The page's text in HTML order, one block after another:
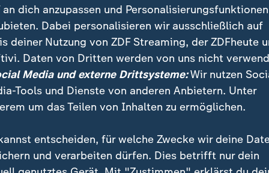
in Gelsenkirchen stellt sich die Frage: Wie
Ermittler prüfen mögliche
an dich anzupassen und Personalisierungsfunktionen
Dabei personalisieren wir ausschließlich auf
deiner Nutzung von ZDF Streaming, der ZDFheute
Daten von Dritten werden von uns nicht
Media und externe Drittsysteme:Wir nutzen
Tools und Dienste von anderen Anbietern. Unter
um das Teilen von Inhalten zu ermöglichen.
entscheiden, für welche Zwecke wir deine
und verarbeiten dürfen. Dies betrifft nur dein